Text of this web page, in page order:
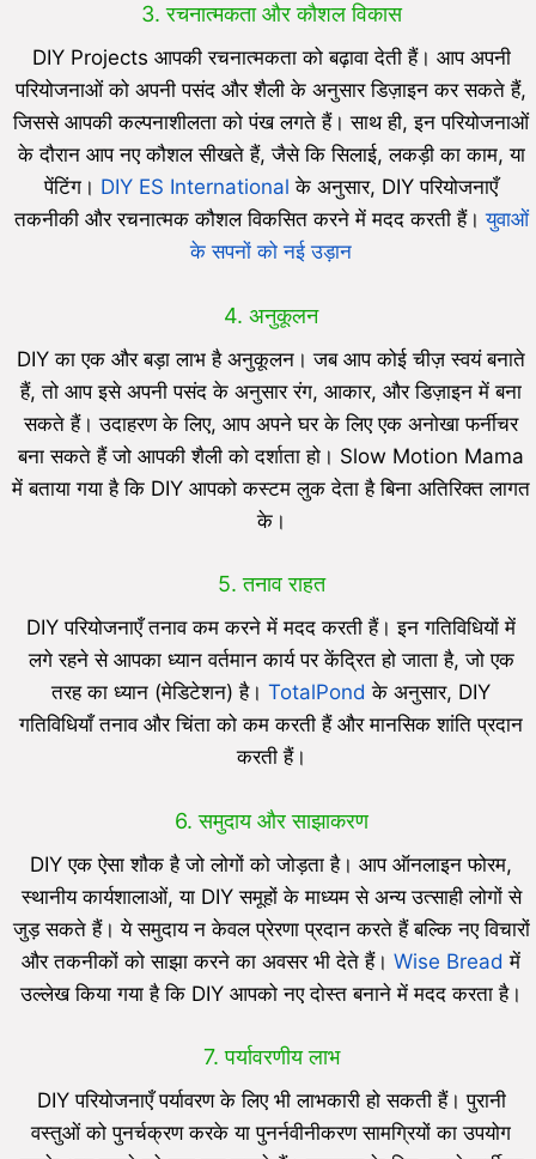
3. रचनात्मकता और कौशल विकास
DIY Projects आपकी रचनात्मकता को बढ़ावा देती हैं। आप अपनी
परियोजनाओं को अपनी पसंद और शैली के अनुसार डिज़ाइन कर सकते हैं,
जिससे आपकी कल्पनाशीलता को पंख लगते हैं। साथ ही, इन परियोजनाओं
के दौरान आप नए कौशल सीखते हैं, जैसे कि सिलाई, लकड़ी का काम, या
पेंटिंग। DIY ES International के अनुसार, DIY परियोजनाएँ
तकनीकी और रचनात्मक कौशल विकसित करने में मदद करती हैं।युवाओं
के सपनों को नई उड़ान
4. अनुकूलन
DIY का एक और बड़ा लाभ है अनुकूलन। जब आप कोई चीज़ स्वयं बनाते
हैं, तो आप इसे अपनी पसंद के अनुसार रंग, आकार, और डिज़ाइन में बना
सकते हैं। उदाहरण के लिए, आप अपने घर के लिए एक अनोखा फर्नीचर
बना सकते हैं जो आपकी शैली को दर्शाता हो। Slow Motion Mama
में बताया गया है कि DIY आपको कस्टम लुक देता है बिना अतिरिक्त लागत
के।
5. तनाव राहत
DIY परियोजनाएँ तनाव कम करने में मदद करती हैं। इन गतिविधियों में
लगे रहने से आपका ध्यान वर्तमान कार्य पर केंद्रित हो जाता है, जो एक
तरह का ध्यान (मेडिटेशन) है। TotalPond के अनुसार, DIY
गतिविधियाँ तनाव और चिंता को कम करती हैं और मानसिक शांति प्रदान
करती हैं।
6. समुदाय और साझाकरण
DIY एक ऐसा शौक है जो लोगों को जोड़ता है। आप ऑनलाइन फोरम,
स्थानीय कार्यशालाओं, या DIY समूहों के माध्यम से अन्य उत्साही लोगों से
जुड़ सकते हैं। ये समुदाय न केवल प्रेरणा प्रदान करते हैं बल्कि नए विचारों
और तकनीकों को साझा करने का अवसर भी देते हैं। Wise Bread में
उल्लेख किया गया है कि DIY आपको नए दोस्त बनाने में मदद करता है।
7. पर्यावरणीय लाभ
DIY परियोजनाएँ पर्यावरण के लिए भी लाभकारी हो सकती हैं। पुरानी
वस्तुओं को पुनर्चक्रण करके या पुनर्नवीनीकरण सामग्रियों का उपयोग